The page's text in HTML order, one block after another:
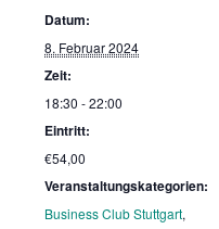
Datum:
8. Februar 2024
Zeit:
18:30 - 22:00
Eintritt:
€54,00
Veranstaltungskategorien:
Business Club Stuttgart,